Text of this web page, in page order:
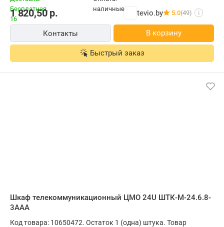
1 820,50р. tevio.by 5.0(49) i
Контакты В корзину
Быстрый заказ
Шкаф телекоммуникационный ЦМО 24U ШТК-М-24.6.8-
3ААА
Код товара: 10650472. Остаток 1 (одна) штука. Товар